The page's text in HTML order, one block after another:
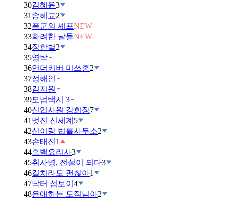
30김혜윤3
31 송혜교2
32폭군의 셰프NEW
33화려한 날들NEW
34장한별2
35영탁
36언더커버 미쓰홍2
37정해인
38김지원
39모범택시 3
40신입사원 강회장7
41 멋진 신세계 5
42신이랑 법률사무소2
43손태진1
44흑백요리사3
45취사병, 전설이 되다3
46길치라도 괜찮아1
47닥터 섬보이 4
48은애하는 도적님아2